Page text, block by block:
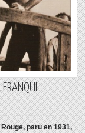
FRANQUI
paru en 1931,